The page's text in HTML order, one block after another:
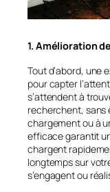
1. Amélioration
Tout d’abord, une
pour capter
s’attendent à
recherchent, sans
chargement ou à
efficace garantit
chargent
longtemps sur
s’engagent ou